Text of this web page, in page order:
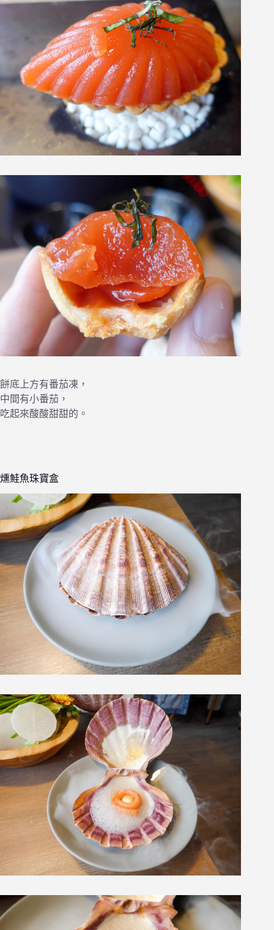
餅底上方有番茄凍，
中間有小番茄，
吃起來酸酸甜甜的。
燻鮭魚珠寶盒